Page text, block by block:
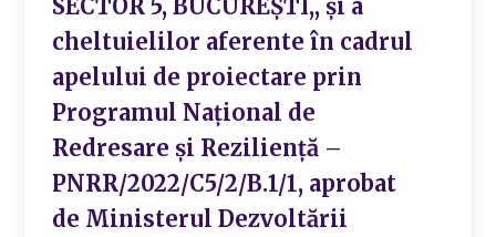
SECTOR 5, BUCUREȘTI,, și a
cheltuielilor aferente în cadrul
apelului de proiectare prin
Programul Național de
Redresare și Reziliență –
PNRR/2022/C5/2/B.1/1, aprobat
de Ministerul Dezvoltării